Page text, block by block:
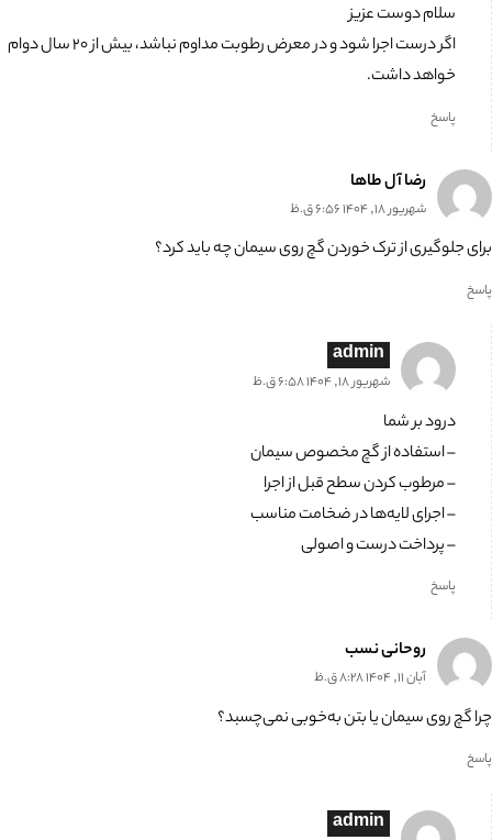
سلام دوست عزیز
اگر درست اجرا شود و در معرض رطوبت مداوم نباشد، بیش از ۲۰ سال دوام
خواهد داشت.
پاسخ
رضا آل طاها
شهریور 18, 1404 6:56 ق.ظ
برای جلوگیری از ترک خوردن گچ روی سیمان چه باید کرد؟
پاسخ
admin
شهریور 18, 1404 6:58 ق.ظ
درود بر شما
– استفاده از گچ مخصوص سیمان
– مرطوب کردن سطح قبل از اجرا
– اجرای لایه‌ها در ضخامت مناسب
– پرداخت درست و اصولی
پاسخ
روحانی نسب
آبان 11, 1404 8:28 ق.ظ
چرا گچ روی سیمان یا بتن به‌خوبی نمی‌چسبد؟
پاسخ
admin